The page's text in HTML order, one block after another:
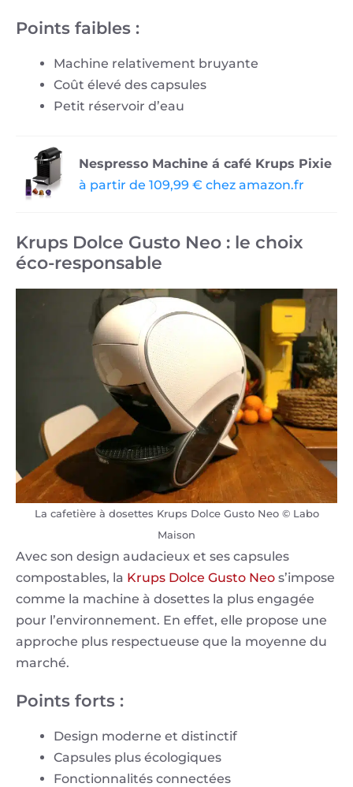
Points faibles :
Machine relativement bruyante
Coût élevé des capsules
Petit réservoir d’eau
Nespresso Machine á café Krups Pixie
à partir de 109,99 € chez amazon.fr
Krups Dolce Gusto Neo : le choix
éco-responsable
La cafetière à dosettes Krups Dolce Gusto Neo © Labo
Maison
Avec son design audacieux et ses capsules
compostables, la Krups Dolce Gusto Neo s’impose
comme la machine à dosettes la plus engagée
pour l’environnement. En effet, elle propose une
approche plus respectueuse que la moyenne du
marché.
Points forts :
Design moderne et distinctif
Capsules plus écologiques
Fonctionnalités connectées